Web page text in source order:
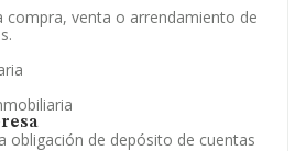
compra, venta o arrendamiento de
obligación de depósito de cuentas